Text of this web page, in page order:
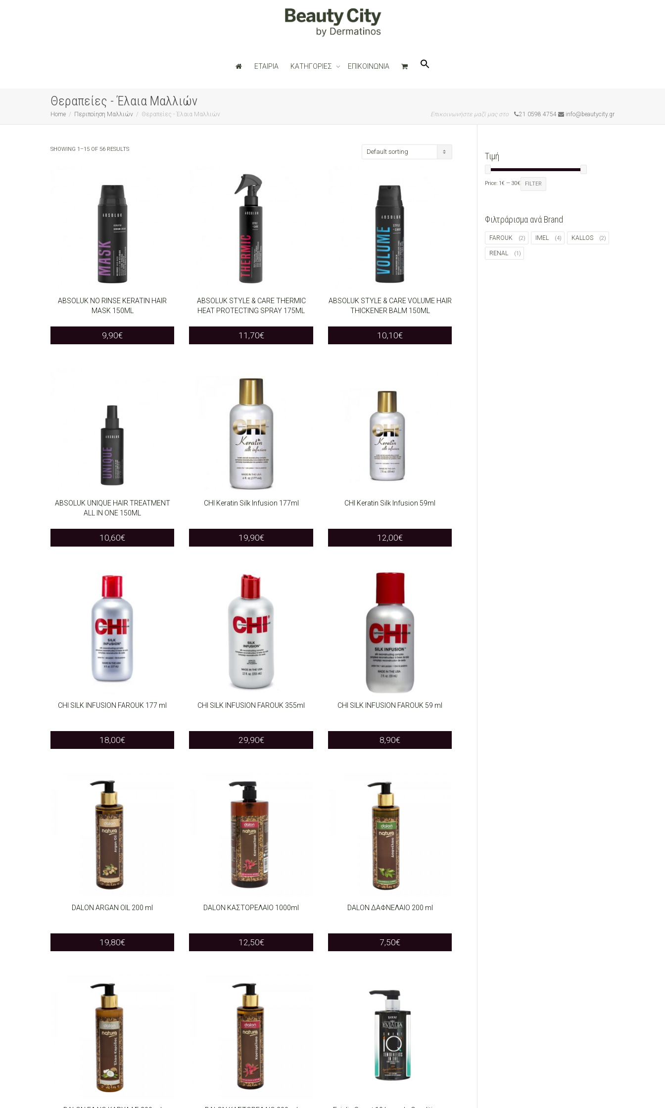
ΕΤΑΙΡΙΑ ΚΑΤΗΓΟΡΙΕΣ ΕΠΙΚΟΙΝΩΝΙΑ
Θεραπείες - Έλαια Μαλλιών
Home Περιποίηση Μαλλιών Θεραπείες - Έλαια Μαλλιών Επικοινωνήστε μαζί μας στο 21 0598 4754 info@beautycity.gr
SHOWING 1–15 OF 56 RESULTS
ABSOLUK NO RINSE KERATIN HAIR
MASK 150ML
9,90€
ABSOLUK STYLE & CARE THERMIC
HEAT PROTECTING SPRAY 175ML
11,70€
ABSOLUK STYLE & CARE VOLUME HAIR
THICKENER BALM 150ML
10,10€
ABSOLUK UNIQUE HAIR TREATMENT
ALL IN ONE 150ML
10,60€
CHI Keratin Silk Infusion 177ml
19,90€
CHI Keratin Silk Infusion 59ml
12,00€
CHI SILK INFUSION FAROUK 177 ml
18,00€
CHI SILK INFUSION FAROUK 355ml
29,90€
CHI SILK INFUSION FAROUK 59 ml
8,90€
DALON ARGAN OIL 200 ml
19,80€
DALON KAΣΤΟΡΕΛΑΙΟ 1000ml
12,50€
DALON ΔΑΦΝΕΛΑΙΟ 200 ml
7,50€
Τιμή
FILTER
Price: 1€ — 30€
Φιλτράρισμα ανά Brand
FAROUK (2) IMEL (4) KALLOS (2)
RENAL (1)